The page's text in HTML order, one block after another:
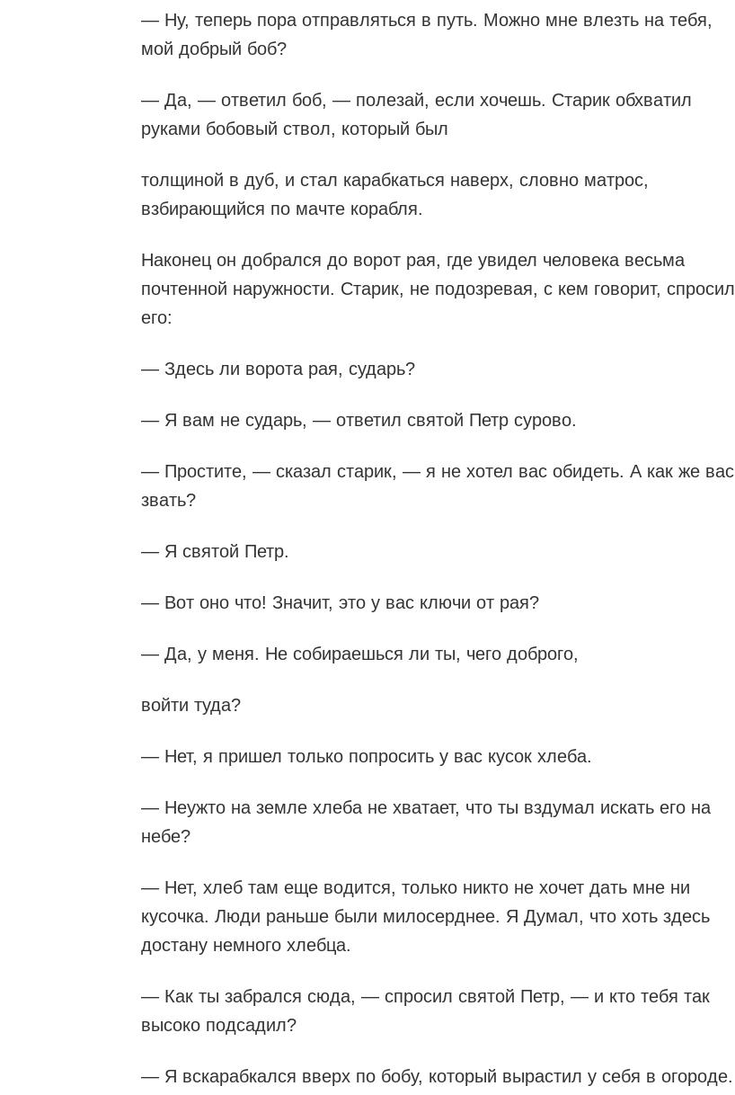
— Ну, теперь пора отправляться в путь. Можно мне влезть на тебя,
мой добрый боб?
— Да, — ответил боб, — полезай, если хочешь. Старик обхватил
руками бобовый ствол, который был
толщиной в дуб, и стал карабкаться наверх, словно матрос,
взбирающийся по мачте корабля.
Наконец он добрался до ворот рая, где увидел человека весьма
почтенной наружности. Старик, не подозревая, с кем говорит, спросил
его:
— Здесь ли ворота рая, сударь?
— Я вам не сударь, — ответил святой Петр сурово.
— Простите, — сказал старик, — я не хотел вас обидеть. А как же вас
звать?
— Я святой Петр.
— Вот оно что! Значит, это у вас ключи от рая?
— Да, у меня. Не собираешься ли ты, чего доброго,
войти туда?
— Нет, я пришел только попросить у вас кусок хлеба.
— Неужто на земле хлеба не хватает, что ты вздумал искать его на
небе?
— Нет, хлеб там еще водится, только никто не хочет дать мне ни
кусочка. Люди раньше были милосерднее. Я Думал, что хоть здесь
достану немного хлебца.
— Как ты забрался сюда, — спросил святой Петр, — и кто тебя так
высоко подсадил?
— Я вскарабкался вверх по бобу, который вырастил у себя в огороде.